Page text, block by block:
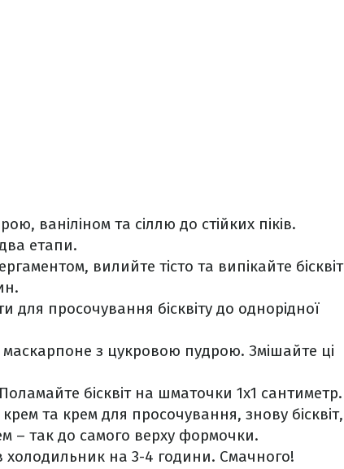
ваніліном та сіллю до стійких піків.
етапи.
вилийте тісто та випікайте бісквіт
для просочування бісквіту до однорідної
з цукровою пудрою. Змішайте ці
бісквіт на шматочки 1х1 сантиметр.
та крем для просочування, знову бісквіт,
– так до самого верху формочки.
холодильник на 3-4 години. Смачного!